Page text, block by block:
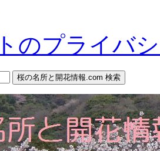
のプライバ